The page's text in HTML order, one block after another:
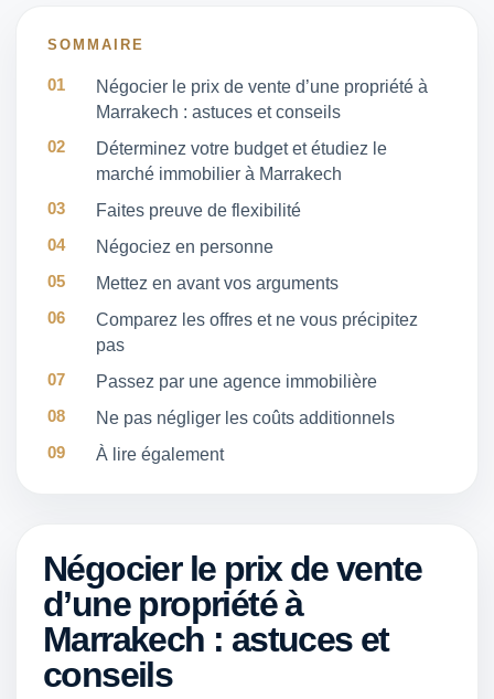
SOMMAIRE
Négocier le prix de vente d’une propriété à
Marrakech : astuces et conseils
Déterminez votre budget et étudiez le
marché immobilier à Marrakech
Faites preuve de flexibilité
Négociez en personne
Mettez en avant vos arguments
Comparez les offres et ne vous précipitez
pas
Passez par une agence immobilière
Ne pas négliger les coûts additionnels
À lire également
Négocier le prix de vente
d’une propriété à
Marrakech : astuces et
conseils